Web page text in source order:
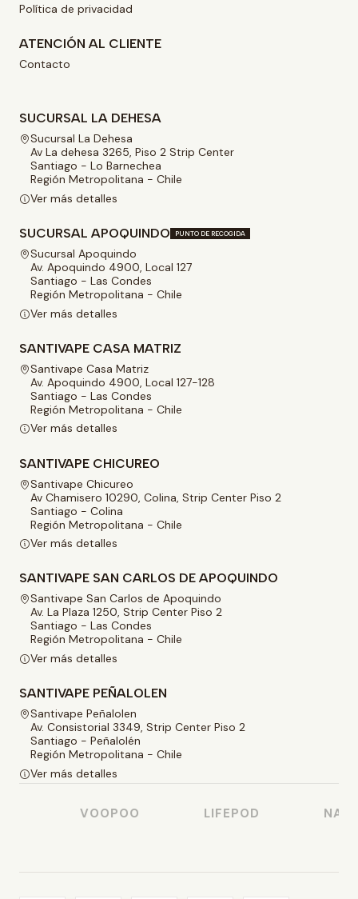
Política de privacidad
ATENCIÓN AL CLIENTE
Contacto
SUCURSAL LA DEHESA
Sucursal La Dehesa
Av La dehesa 3265, Piso 2 Strip Center
Santiago - Lo Barnechea
Región Metropolitana - Chile
Ver más detalles
SUCURSAL APOQUINDO PUNTO DE RECOGIDA
Sucursal Apoquindo
Av. Apoquindo 4900, Local 127
Santiago - Las Condes
Región Metropolitana - Chile
Ver más detalles
SANTIVAPE CASA MATRIZ
Santivape Casa Matriz
Av. Apoquindo 4900, Local 127-128
Santiago - Las Condes
Región Metropolitana - Chile
Ver más detalles
SANTIVAPE CHICUREO
Santivape Chicureo
Av Chamisero 10290, Colina, Strip Center Piso 2
Santiago - Colina
Región Metropolitana - Chile
Ver más detalles
SANTIVAPE SAN CARLOS DE APOQUINDO
Santivape San Carlos de Apoquindo
Av. La Plaza 1250, Strip Center Piso 2
Santiago - Las Condes
Región Metropolitana - Chile
Ver más detalles
SANTIVAPE PEÑALOLEN
Santivape Peñalolen
Av. Consistorial 3349, Strip Center Piso 2
Santiago - Peñalolén
Región Metropolitana - Chile
Ver más detalles
VOOPOO LIFEPOD